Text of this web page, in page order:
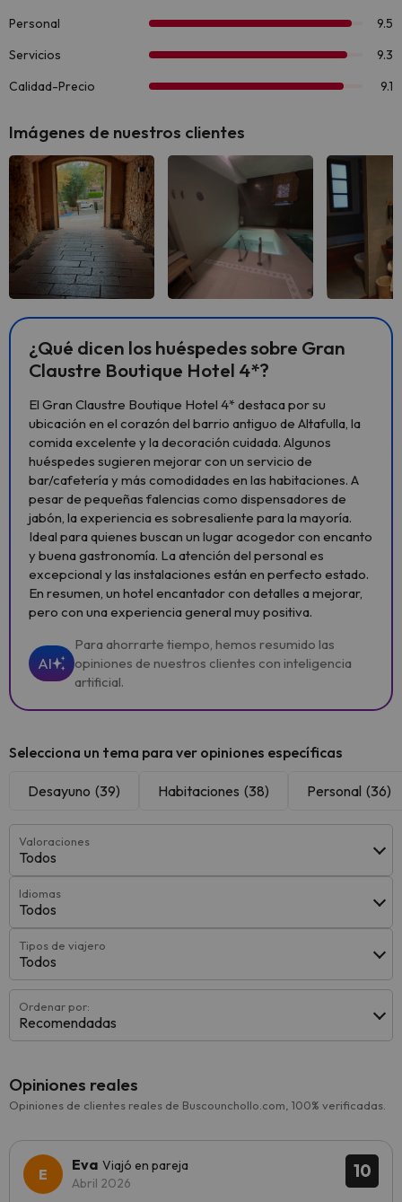
Imágenes de nuestros clientes
¿Qué dicen los huéspedes sobre Gran
Claustre Boutique Hotel 4*?
El Gran Claustre Boutique Hotel 4* destaca por su
ubicación en el corazón del barrio antiguo de Altafulla, la
comida excelente y la decoración cuidada. Algunos
huéspedes sugieren mejorar con un servicio de
bar/cafetería y más comodidades en las habitaciones. A
pesar de pequeñas falencias como dispensadores de
jabón, la experiencia es sobresaliente para la mayoría.
Ideal para quienes buscan un lugar acogedor con encanto
y buena gastronomía. La atención del personal es
excepcional y las instalaciones están en perfecto estado.
En resumen, un hotel encantador con detalles a mejorar,
pero con una experiencia general muy positiva.
AI
Para ahorrarte tiempo, hemos resumido las
opiniones de nuestros clientes con inteligencia
artificial.
Selecciona un tema para ver opiniones específicas
Desayuno (39) Habitaciones (38) Personal (36)
Valoraciones
Todos
Idiomas
Todos
Tipos de viajero
Todos
Ordenar por:
Recomendadas
Opiniones reales
Opiniones de clientes reales de Buscounchollo.com, 100% verificadas.
10
Eva Viajó en pareja
Abril 2026